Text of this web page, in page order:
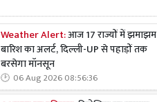
Weather Alert:आज 17 राज्यों में झमाझम
बारिश का अलर्ट, दिल्ली-UP से पहाड़ों तक
बरसेगा मॉनसून
06 Aug 2026 08:56:36